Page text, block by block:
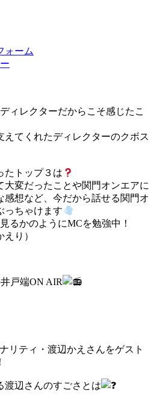
ォーム
ィレクターだからこそ感じたこ
えてくれたディレクターのクボス
たトップ３は
大変だったことや関門オンエアに
感想など、今だから話せる関門オ
っちゃけます
るかのようにMCを勉強中！
り）
戸端ON AIR
リティ・渡辺かえさんをゲスト
渡辺さんのすごさとは